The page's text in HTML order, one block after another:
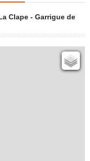
Clape - Garrigue de